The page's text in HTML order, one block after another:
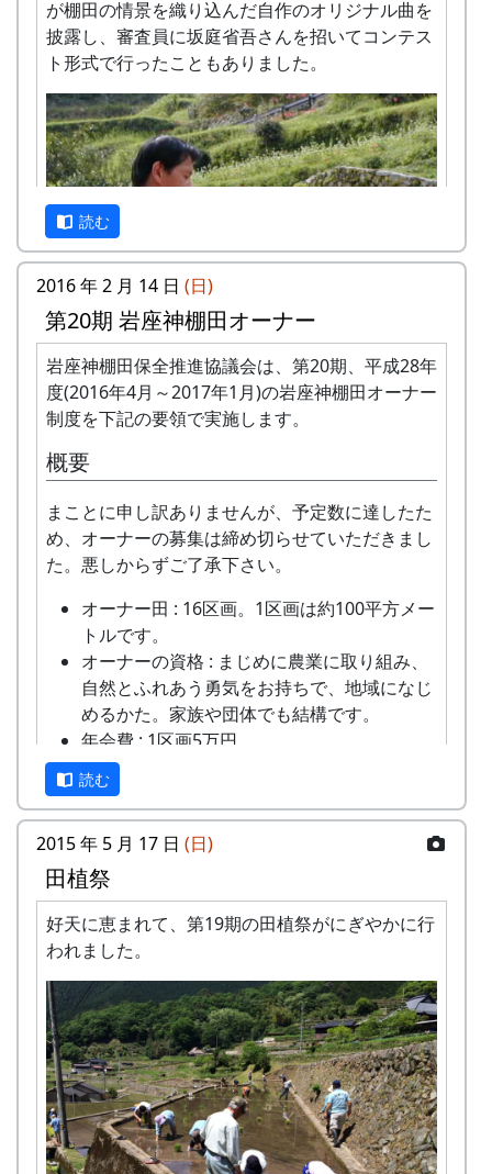
庫県の山村で行われる「棚田コンサート」に参加
し、“自然や農業に係わるオリジナル曲”を発表し
てきました。
そのコンサートは、卵やお米など地元の農産物が
賞品で、みんな張り切って演奏したものです。メ
シポンバンドは子連れで参加していたので、それ
はそれは賑やかな、一年一度のイベントでした。
審査委員長は毎回、シンガーソングライターの
「坂庭省悟」さん。稲刈りの終わった広い田んぼ
のステージで、出場者の演奏の後には坂庭さんの
ライブもあり、その歌声とともに、坂庭さんから
の結果発表と講評を楽しみにしていました。
ところが…突然の訃報。坂庭さんが病気で亡くな
られたのです。
次のコンサートに向け、坂庭さん追悼の曲を作ろ
うと、私達はいつにも増して力を入れましたが…
残念なことに、その次の出演の機会はありません
でした。
20年間、未発表で眠り続けていたこの曲ですが、
今ここに新たなアレンジで復活します。メンバー
20年分の思いがこもった曲、聞いてください。
（ポン四郎）
ロです。) 清流の里、岩座神地区のコシヒカ
リは特においしいと評判です。
田すき、田ごしらえ、水管理、病害虫対策(3
地元農家で担当します。
実りの時期には、かかしを立てることができ
ます。
多可町の宿泊施設を安く利用できます。
多可町の特産品がもらえます(1万円相当)。
地元の新鮮な野菜を購入できます。
田植え、稲刈り時のイベントに参加できま
す。
村の秋祭りに参加して、御神酒を飲み、「ひ
きやま」を引くことができます。
岩座神棚田オーナーの義務
米づくりが始まる4月末までに会費を支払っ
ていただきます。
みずから田んぼに入って米をつくること。
自然とまじめにつきあうこと(天災などで不
作になっても文句を言わないこと)。
岩座神の住人や他のオーナーと積極的にコミ
ュニケーションを取ること。
美しい景観を守るため、美化活動等に積極的
に参加すること。
田植え(手植え)、ヒエ引き、草刈り、刈り取
り(手刈り)、稲木干しなどは自分でやるこ
と。
担当 : XX
平成27年度棚田オーナー (2015-04-12 11:26:16)
岩座神棚田オーナーの特典
一から十までプロの指導を受け、減農薬栽培
の米づくりを体験できます。
収穫した米を全部お持ち帰りいただけます。
(100平方メートルの収穫収量は玄米で約30キ
ロです。) 清流の里、岩座神地区のコシヒカ
田すき、田ごしらえ、水管理、病害虫対策(3
回程度)、施肥、脱穀、乾燥、籾すりなどは
地元農家で担当します。
実りの時期には、かかしを立てることができ
ます。
多可町の宿泊施設を安く利用できます(青年
の家、悠遊館、ハーモニーパークなど)。
多可町の特産品がもらえます(1万円相当)。
地元の新鮮な野菜を購入できます。
田植え、稲刈り時のイベントに参加できま
す。
村の秋祭りに参加して、御神酒を飲み、「ひ
きやま」を引くことができます。
岩座神産の蕎麦粉を使って蕎麦打ち体験をす
ることができます。
が棚田の情景を織り込んだ自作のオリジナル曲を
披露し、審査員に坂庭省吾さんを招いてコンテス
ト形式で行ったこともありました。
2002年9月29日 坂庭省吾さん
2006年9月24日 棚田の集い
運営体制や資金難から途絶えていた棚田コンサー
トですが、棚田オーナーや都会から棚田の景観を
求めて訪れる人々からコンサート復活の声もあ
り、オーナー制度２０周年を迎えるにあたり記念
コンサートを開催します。
読む
2016 年 2 月 14 日 (日)
第20期 岩座神棚田オーナー
岩座神棚田保全推進協議会は、第20期、平成28年
度(2016年4月～2017年1月)の岩座神棚田オーナー
制度を下記の要領で実施します。
概要
まことに申し訳ありませんが、予定数に達したた
め、オーナーの募集は締め切らせていただきまし
た。悪しからずご了承下さい。
オーナー田 : 16区画。1区画は約100平方メー
トルです。
オーナーの資格 : まじめに農業に取り組み、
自然とふれあう勇気をお持ちで、地域になじ
めるかた。家族や団体でも結構です。
年会費 : 1区画5万円。
第18期棚田オーナー対面式 (2014-04-13 12:03:51)
岩座神棚田オーナーの特典
読む
2015 年 5 月 17 日 (日)
田植祭
好天に恵まれて、第19期の田植祭がにぎやかに行
われました。